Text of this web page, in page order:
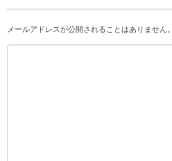
メールアドレスが公開されることはありません。